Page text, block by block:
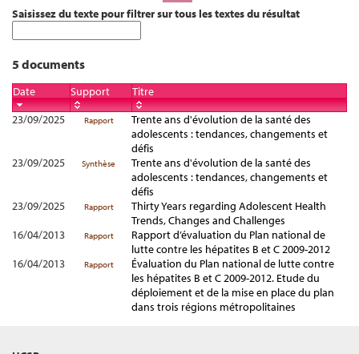
Saisissez du texte pour filtrer sur tous les textes du résultat
5 documents
Date Support
Titre
23/09/2025
Rapport
Trente ans d'évolution de la santé des
adolescents : tendances, changements et
défis
23/09/2025
Synthèse
Trente ans d'évolution de la santé des
adolescents : tendances, changements et
défis
23/09/2025
Rapport
Thirty Years regarding Adolescent Health
Trends, Changes and Challenges
16/04/2013
Rapport
Rapport d’évaluation du Plan national de
lutte contre les hépatites B et C 2009-2012
16/04/2013
Rapport
Évaluation du Plan national de lutte contre
les hépatites B et C 2009-2012. Etude du
déploiement et de la mise en place du plan
dans trois régions métropolitaines